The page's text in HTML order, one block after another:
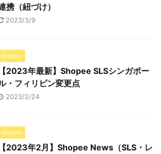
携（紐づけ）
2023/3/9
shopee
【2023年最新】Shopee SLSシンガポー
・フィリピン変更点
2023/2/24
shopee
【2023年2月】Shopee News（SLS・レ